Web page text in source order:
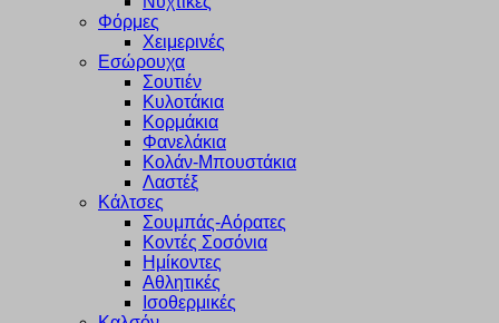
Φόρμες
Χειμερινές
Εσώρουχα
Σουτιέν
Κυλοτάκια
Κορμάκια
Φανελάκια
Κολάν-Μπουστάκια
Λαστέξ
Κάλτσες
Σουμπάς-Αόρατες
Κοντές Σοσόνια
Ημίκοντες
Αθλητικές
Ισοθερμικές